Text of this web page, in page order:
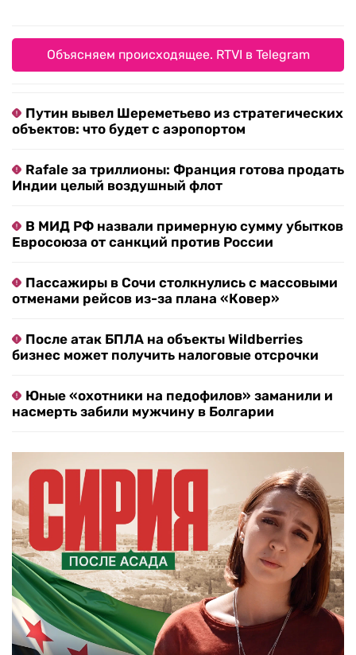
Объясняем происходящее. RTVI в Telegram
Путин вывел Шереметьево из стратегических
объектов: что будет с аэропортом
Rafale за триллионы: Франция готова продать
Индии целый воздушный флот
В МИД РФ назвали примерную сумму убытков
Евросоюза от санкций против России
Пассажиры в Сочи столкнулись с массовыми
отменами рейсов из-за плана «Ковер»
После атак БПЛА на объекты Wildberries
бизнес может получить налоговые отсрочки
Юные «охотники на педофилов» заманили и
насмерть забили мужчину в Болгарии